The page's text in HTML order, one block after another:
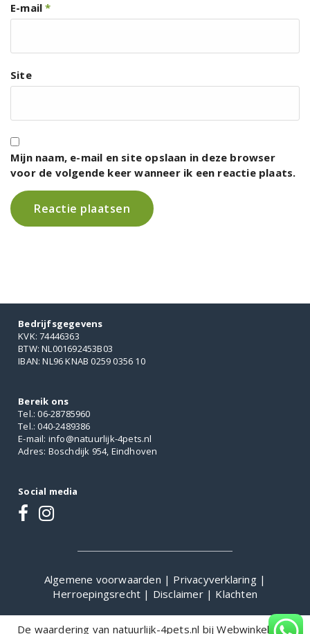
E-mail*
Site
Mijn naam, e-mail en site opslaan in deze browser
voor de volgende keer wanneer ik een reactie plaats.
Bedrijfsgegevens
KVK: 74446363
BTW: NL001692453B03
IBAN: NL96 KNAB 0259 0356 10
Bereik ons
Tel.: 06-28785960
Tel.: 040-2489386
E-mail: info@natuurlijk-4pets.nl
Adres: Boschdijk 954, Eindhoven
Social media
Algemene voorwaarden | Privacyverklaring |
Herroepingsrecht | Disclaimer | Klachten
De waardering van natuurlijk-4pets.nl bijWebwinkelKeur